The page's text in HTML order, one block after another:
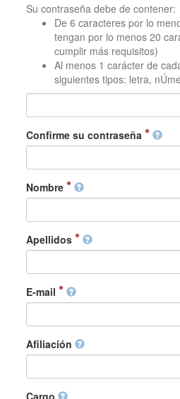
Su contraseña debe de contener:
De 6 caracteres por lo
tengan por lo menos 20
cumplir más requisitos)
Al menos 1 carácter de
siguientes tipos: letra,
Confirme su contraseña
Nombre
Apellidos
E-mail
Afiliación
Cargo